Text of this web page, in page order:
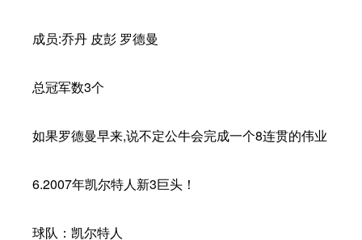
成员:乔丹 皮彭 罗德曼
总冠军数3个
如果罗德曼早来,说不定公牛会完成一个8连贯的伟业
6.2007年凯尔特人新3巨头！
球队：凯尔特人